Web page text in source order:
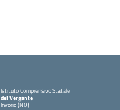
Istituto Comprensivo Statale
del Vergante
Invorio (NO)